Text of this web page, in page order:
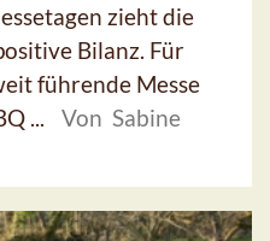
zieht die
Bilanz. Für
führende Messe
...
Von Sabine